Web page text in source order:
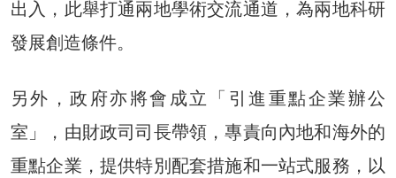
出入，此舉打通兩地學術交流通道，為兩地科研
發展創造條件。
另外，政府亦將會成立「引進重點企業辦公
室」，由財政司司長帶領，專責向內地和海外的
重點企業，提供特別配套措施和一站式服務，以